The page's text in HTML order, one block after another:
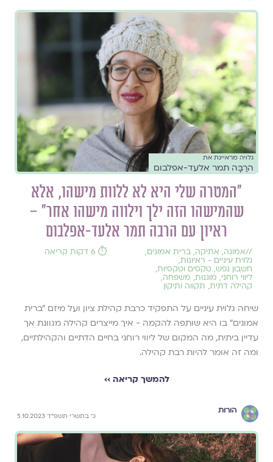
גלויה מראיינת את
הרַבָּה תמר אלעד-אפלבום
"המטרה שלי היא לא ללוות מישהו, אלא
שהמישהו הזה ילך וילווה מישהו אחר" –
ראיון עם הרבה תמר אלעד-אפלבום
//אמונה, אתיקה, ברית אמונים,
גלוית עיניים - ראיונות,
חשבון נפש, טקסים וטקסיות,
ליווי רוחני, מוגנות, משפחה,
קהילה דתית, תקווה ותיקון
⏱️ 6 דקות קריאה
שיחה גלוית עיניים על התפקיד כרבת קהילת ציון ועל מיזם ״ברית
אמונים״ בו היא שותפה להקמה - איך מייצרים קהילה מגוונת אך
עדיין ביתית, מה המקום של ליווי רוחני בחיים הדתיים והקהילתיים,
ומה זה אומר להיות רבת קהילה.
להמשך קריאה ››
הורות
כ׳ בתשרי תשפ״ד 5.10.2023